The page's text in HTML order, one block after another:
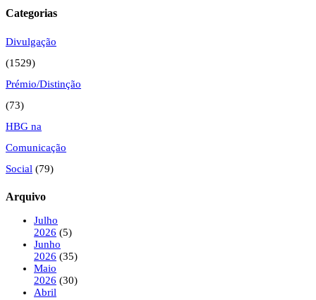
Categorias
Divulgação
(1529)
Prémio/Distinção
(73)
HBG na
Comunicação
Social (79)
Arquivo
Julho
2026 (5)
Junho
2026 (35)
Maio
2026 (30)
Abril